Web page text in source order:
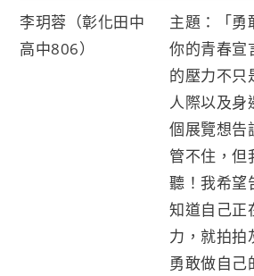
李玥蓉（彰化田中
高中806）
主題：「勇
你的青春宣
的壓力不只
人際以及身
個展覽想告
管不住，但
聽！我希望
知道自己正
力，就拍拍
勇敢做自己